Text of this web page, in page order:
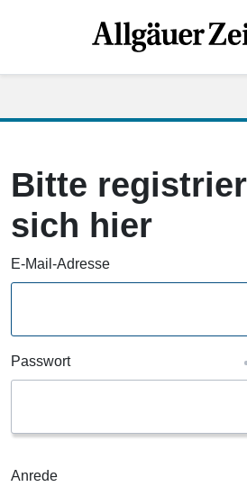
Bitte
sich hier
E-Mail-Adresse
Passwort
Anrede